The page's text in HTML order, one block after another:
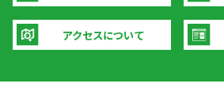
アクセスについて